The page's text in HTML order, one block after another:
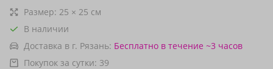
Размер: 25 × 25 см
В наличии
Доставка в г. Рязань: Бесплатно в течение ~3 часов
Покупок за сутки: 39